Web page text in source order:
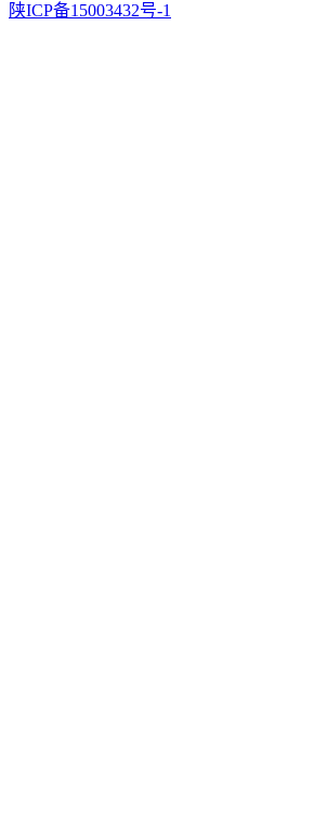
陕ICP备15003432号-1